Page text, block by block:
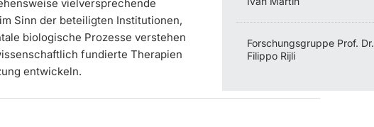
Forschungsgruppe Prof. Dr.
Filippo Rijli
vielversprechende
Sinn der beteiligten Institutionen,
biologische Prozesse verstehen
fundierte Therapien
entwickeln.